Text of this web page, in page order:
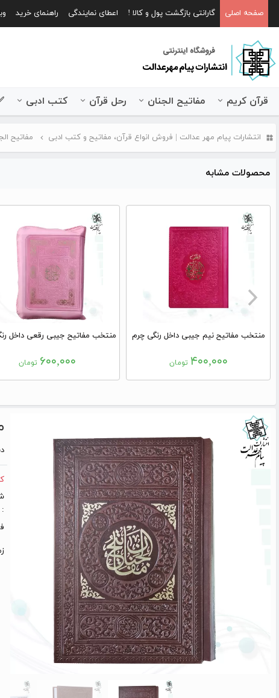
صفحه اصلی گارانتی بازگشت پول و کالا ! اعطای نمایندگی راهنمای خرید
قرآن کریم مفاتیح الجنان رحل قرآن کتب ادبی
انتشارات پیام مهر عدالت | فروش انواع قرآن، مفاتیح و کتب ادبی مفاتیح
محصولات مشابه
منتخب مفاتیح نیم جیبی داخل رنگی چرم
۴۰۰,۰۰۰ تومان ۶۰۰,۰۰۰ تومان
: